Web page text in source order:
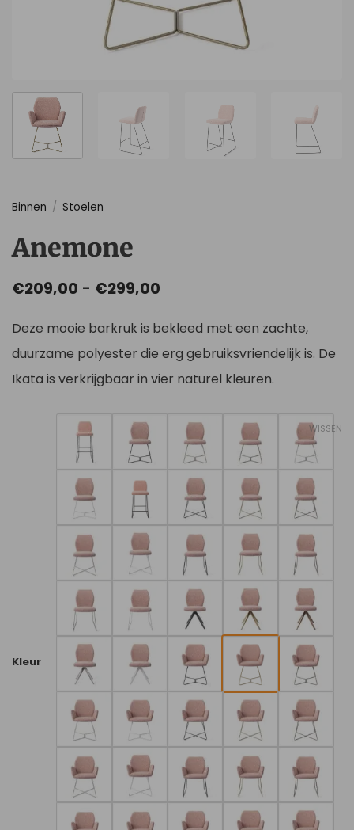
Binnen / Stoelen
Anemone
€209,00 - €299,00
tot
€299,00
Deze mooie barkruk is bekleed met een zachte,
duurzame polyester die erg gebruiksvriendelijk is. De
Ikata is verkrijgbaar in vier naturel kleuren.
Kleur
WISSEN